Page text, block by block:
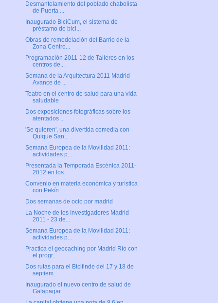
Desmantelamiento del poblado chabolista
de Puerta ...
Inaugurado BiciCum, el sistema de
préstamo de bici...
Obras de remodelación del Barrio de la
Zona Centro...
Programación 2011-12 de Talleres en los
centros de...
Semana de la Arquitectura 2011 Madrid –
Avance de ...
Teatro en el centro de salud para una vida
saludable
Dos exposiciones fotográficas sobre los
atentados ...
'Se quieren', una divertida comedia con
Quique San...
Semana Europea de la Movilidad 2011:
actividades p...
Presentada la Temporada Escénica 2011-
2012 en los ...
Convenio en materia económica y turística
con Pekín
Dos semanas de ocio por madrid
La Noche de los Investigadores Madrid
2011 - 23 de...
Semana Europea de la Movilidad 2011:
actividades p...
Practica el geocaching por Madrid Río con
el progr...
Dos rutas para el Bicifinde del 17 y 18 de
septiem...
Inaugurado el nuevo centro de salud de
Galapagar